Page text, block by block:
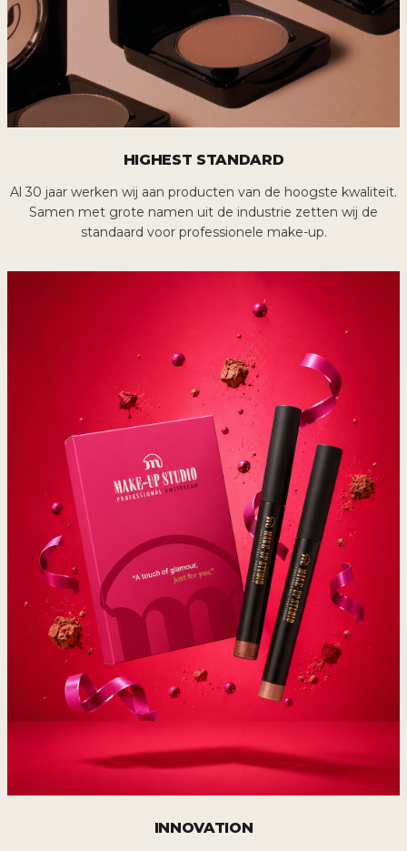
HIGHEST STANDARD
Al 30 jaar werken wij aan producten van de hoogste kwaliteit.
Samen met grote namen uit de industrie zetten wij de
standaard voor professionele make-up.
INNOVATION